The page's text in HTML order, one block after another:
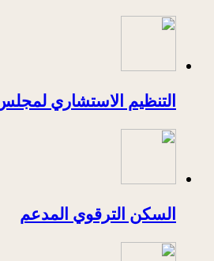
التنظيم الاستشاري
السكن الترقوي المدعم